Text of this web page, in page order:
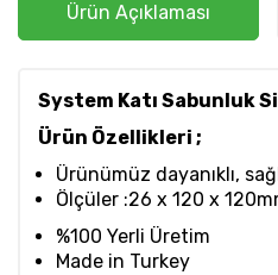
Ürün Açıklaması
System Katı Sabunluk
Ürün Özellikleri ;
Ürünümüz dayanıklı,
Ölçüler :26 x 120 x
%100 Yerli Üretim
Made in Turkey